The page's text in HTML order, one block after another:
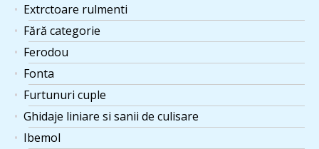
Extrctoare rulmenti
Fără categorie
Ferodou
Fonta
Furtunuri cuple
Ghidaje liniare si sanii de culisare
Ibemol